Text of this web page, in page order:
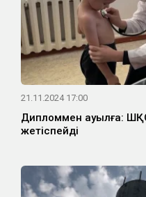
21.11.2024 17:00
Дипломмен ауылға:
жетіспейді